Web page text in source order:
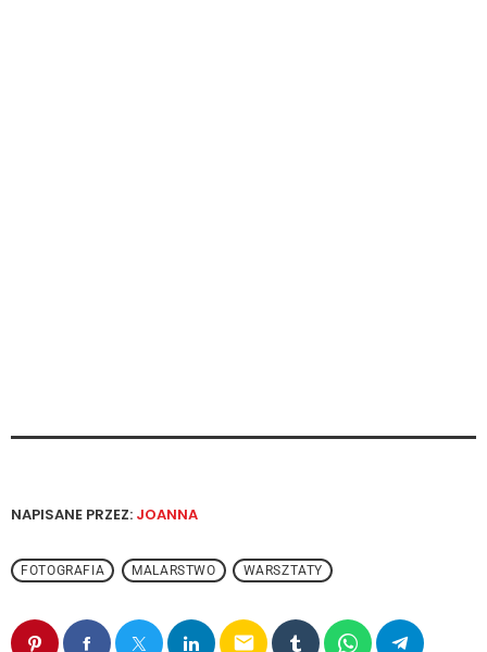
NAPISANE PRZEZ: JOANNA
FOTOGRAFIA MALARSTWO WARSZTATY
email